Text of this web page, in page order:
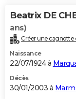
Beatrix DE
ans)
Créer une cagnotte
Naissance
22/07/1924 à
Décès
30/01/2003 à